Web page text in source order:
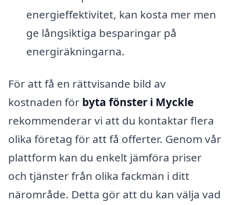
energieffektivitet, kan kosta mer men
ge långsiktiga besparingar på
energiräkningarna.
För att få en rättvisande bild av
kostnaden för byta fönster i Myckle
rekommenderar vi att du kontaktar flera
olika företag för att få offerter. Genom vår
plattform kan du enkelt jämföra priser
och tjänster från olika fackmän i ditt
närområde. Detta gör att du kan välja vad